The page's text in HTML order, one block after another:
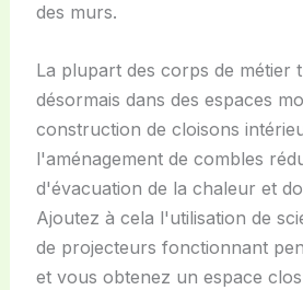
des murs.
La plupart des corps de métier
désormais dans des espaces
construction de cloisons
l'aménagement de combles
d'évacuation de la chaleur et
Ajoutez à cela l'utilisation de
de projecteurs fonctionnant
et vous obtenez un espace